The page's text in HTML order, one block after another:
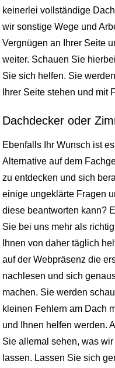
keinerlei vollständige
wir sonstige Wege und
Vergnügen an Ihrer Seite
weiter. Schauen Sie
Sie sich helfen. Sie
Ihrer Seite stehen und mit
Dachdecker oder
Ebenfalls Ihr Wunsch ist
Alternative auf dem
zu entdecken und sich
einige ungeklärte Fragen
diese beantworten kann?
Sie bei uns mehr als
Ihnen von daher täglich
auf der Webpräsenz die
nachlesen und sich
machen. Sie werden
kleinen Fehlern am Dach
und Ihnen helfen werden.
Sie allemal sehen, was
lassen. Lassen Sie sich